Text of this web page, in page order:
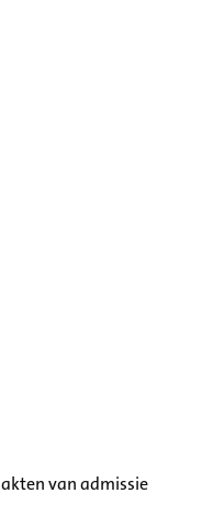
akten van admissie